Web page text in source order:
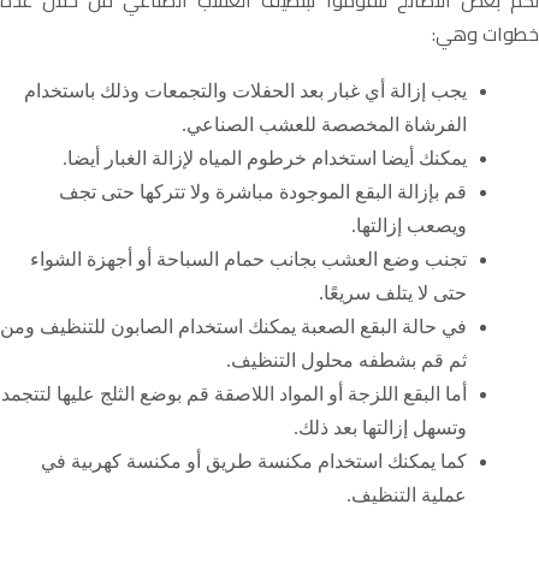
خطوات وهي:
يجب إزالة أي غبار بعد الحفلات والتجمعات وذلك باستخدام
الفرشاة المخصصة للعشب الصناعي.
يمكنك أيضا استخدام خرطوم المياه لإزالة الغبار أيضا.
قم بإزالة البقع الموجودة مباشرة ولا تتركها حتى تجف
ويصعب إزالتها.
تجنب وضع العشب بجانب حمام السباحة أو أجهزة الشواء
حتى لا يتلف سريعًا.
في حالة البقع الصعبة يمكنك استخدام الصابون للتنظيف ومن
ثم قم بشطفه محلول التنظيف.
أما البقع اللزجة أو المواد اللاصقة قم بوضع الثلج عليها لتتجمد
وتسهل إزالتها بعد ذلك.
كما يمكنك استخدام مكنسة طريق أو مكنسة كهربية في
عملية التنظيف.